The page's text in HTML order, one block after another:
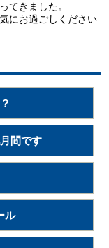
てきました。
にお過ごしください
間です
ル